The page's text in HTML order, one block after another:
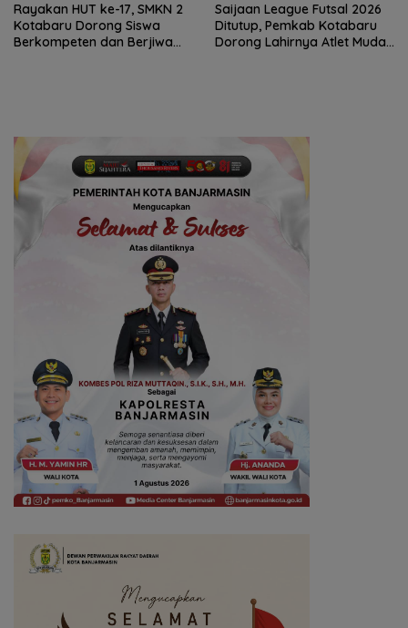
Rayakan HUT ke-17, SMKN 2
Kotabaru Dorong Siswa
Berkompeten dan Berjiwa
Saijaan League Futsal 2026
Ditutup, Pemkab Kotabaru
Dorong Lahirnya Atlet Muda